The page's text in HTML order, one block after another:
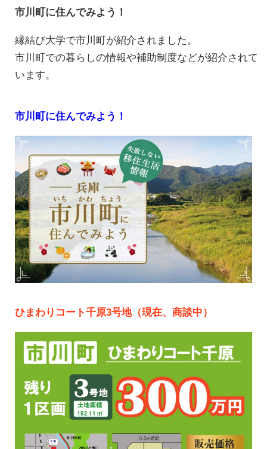
市川町に住んでみよう！
縁結び大学で市川町が紹介されました。
市川町での暮らしの情報や補助制度などが紹介されて
います。
市川町に住んでみよう！
ひまわりコート千原3号地（現在、商談中）